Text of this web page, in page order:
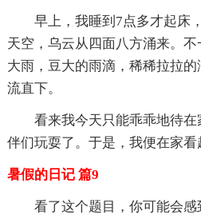
早上，我睡到7点多才起床
天空，乌云从四面八方涌来。
大雨，豆大的雨滴，稀稀拉拉
流直下。
看来我今天只能乖乖地待
伴们玩耍了。于是，我便在家
暑假的日记 篇9
看了这个题目，你可能会